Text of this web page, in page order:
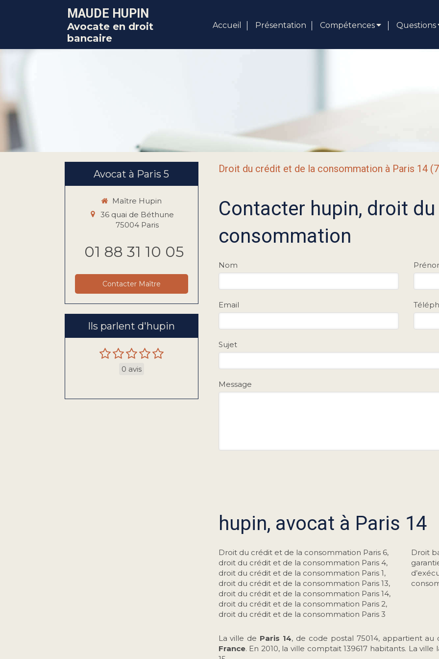
Accueil Présentation Compétences Questions
MAUDE HUPIN
Avocate en droit
bancaire
Droit du crédit et de la consommation à Paris 14
Contacter hupin, droit
consommation
Nom
Email
Sujet
Message
hupin, avocat à Paris 14
Droit du crédit et de la consommation Paris 6,
droit du crédit et de la consommation Paris 4,
droit du crédit et de la consommation Paris 1,
droit du crédit et de la consommation Paris 13,
droit du crédit et de la consommation Paris 14,
droit du crédit et de la consommation Paris 2,
droit du crédit et de la consommation Paris 3
Droit
La ville de Paris 14, de code postal 75014, appartient
France. En 2010, la ville comptait 139617 habitants. La
Avocat à Paris 5
Maître Hupin
36 quai de Béthune
75004 Paris
01 88 31 10 05
Contacter Maître
Ils parlent d'hupin
0 avis